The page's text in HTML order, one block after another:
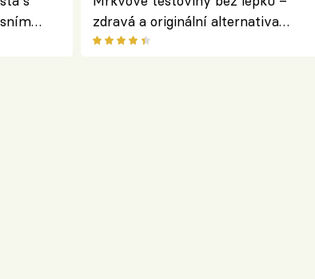
zdravá a originální alternativa
klasiky